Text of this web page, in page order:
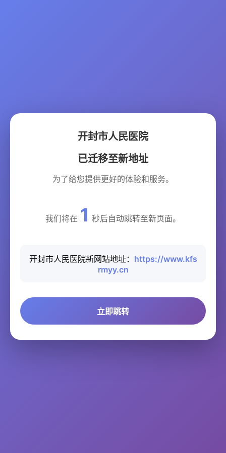
开封市人民医院
已迁移至新地址
为了给您提供更好的体验和服务。
我们将在 1 秒后自动跳转至新页面。
开封市人民医院新网站地址： https://www.kfs
rmyy.cn
立即跳转